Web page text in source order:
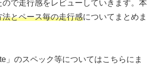
で走行感をレビューしていきます。本
法とペース毎の走行感についてまとめま
」のスペック等についてはこちらにま